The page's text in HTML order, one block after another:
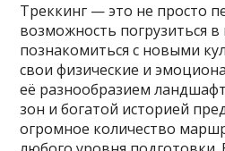
Треккинг — это не просто
возможность погрузиться
познакомиться с новыми
свои физические и
её разнообразием
зон и богатой историей
огромное количество